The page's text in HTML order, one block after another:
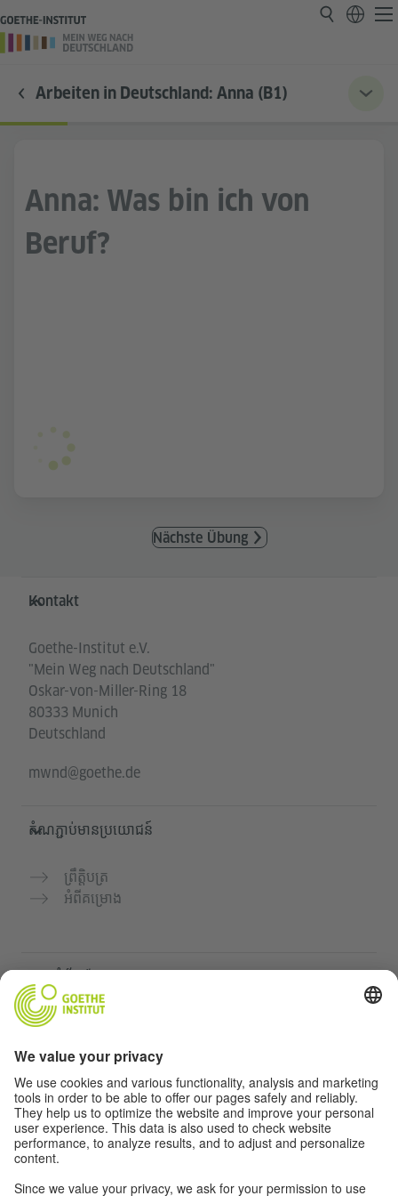
Arbeiten in Deutschland: Anna (B1)
Anna: Was bin ich von
Beruf?
Nächste Übung
Service- und Informationsbereich
Kontakt
Goethe-Institut e.V.
"Mein Weg nach Deutschland"
Oskar-von-Miller-Ring 18
80333 Munich
Deutschland
mwnd@goethe.de
តំណភ្ជាប់មានប្រយោជន៍
ព្រឹត្តិបត្រ
អំពីគម្រោង
វគ្គសិក្សាភាសាអាល្លឺម៉ង់របស់ Goethe-Institut
បណ្តាញសម្រាប់គ្រូបង្រៀន "Deutschstunde"
ភាពឯកជន និងការចូលដំណើរការដោយគ្មានឧបសគ្គ